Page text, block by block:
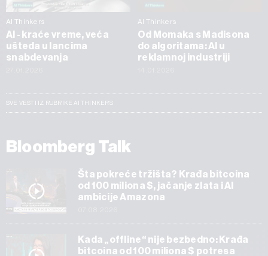
AI Thinkers
AI - kraće vreme, veća
ušteda u lancima
snabdevanja
AI Thinkers
Od Momaka s Madisona
do algoritama: AI u
reklamnoj industriji
SVE VESTI IZ RUBRIKE AI THINKERS
Bloomberg Talk
Šta pokreće tržišta? Krađa bitcoina
od 100 miliona $, jačanje zlata i AI
ambicije Amazona
Kada „offline“ nije bezbedno: Krađa
bitcoina od 100 miliona $ potresa